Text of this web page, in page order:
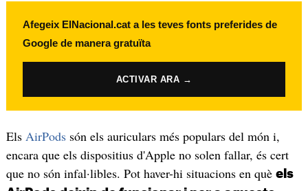
Afegeix ElNacional.cat a les teves fonts preferides de
Google de manera gratuïta
ACTIVAR ARA →
Els AirPodssón els auriculars més populars del món i,
encara que els dispositius d'Apple no solen fallar, és cert
que no són infal·libles. Pot haver-hi situacions en què els